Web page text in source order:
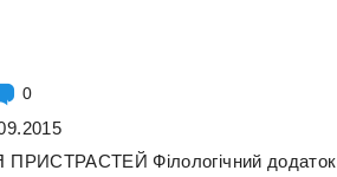
0
ПРИСТРАСТЕЙ Філологічний додаток